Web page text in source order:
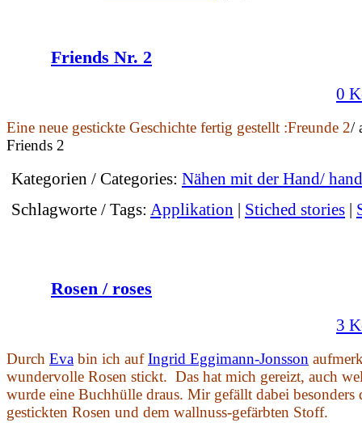
Friends Nr. 2
0
Eine neue gestickte Geschichte fertig gestellt :Freunde 2/
Friends 2
Kategorien / Categories: Nähen mit der Hand/
Schlagworte / Tags: Applikation | Stiched stories |
Rosen / roses
3
Durch Eva bin ich aufIngrid Eggimann-Jonsson
wundervolle Rosen stickt. Das hat mich gereizt, auch
wurde eine Buchhülle draus. Mir gefällt dabei besonders
gestickten Rosen und dem wallnuss-gefärbten Stoff.